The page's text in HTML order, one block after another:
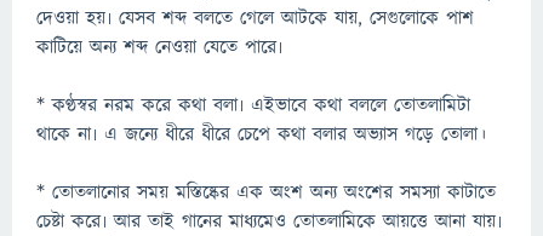
দেওয়া হয়৷ যেসব শব্দ বলতে গেলে আটকে যায়, সেগুলোকে পাশ
কাটিয়ে অন্য শব্দ নেওয়া যেতে পারে৷
* কণ্ঠস্বর নরম করে কথা বলা৷ এইভাবে কথা বললে তোতলামিটা
থাকে না৷ এ জন্যে ধীরে ধীরে চেপে কথা বলার অভ্যাস গড়ে তোলা।
* তোতলানোর সময় মস্তিষ্কের এক অংশ অন্য অংশের সমস্যা কাটাতে
চেষ্টা করে৷ আর তাই গানের মাধ্যমেও তোতলামিকে আয়ত্তে আনা যায়৷